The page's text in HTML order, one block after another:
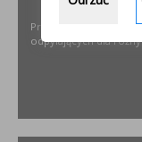
Projektowanie i
odpylających dla